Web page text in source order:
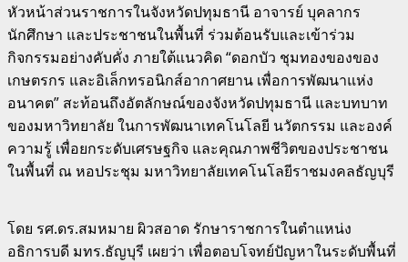
หัวหน้าส่วนราชการในจังหวัดปทุมธานี อาจารย์ บุคลากร
นักศึกษา และประชาชนในพื้นที่ ร่วมต้อนรับและเข้าร่วม
กิจกรรมอย่างคับคั่ง ภายใต้แนวคิด “ดอกบัว ชุมทองของของ
เกษตรกร และอิเล็กทรอนิกส์อากาศยาน เพื่อการพัฒนาแห่ง
อนาคต” สะท้อนถึงอัตลักษณ์ของจังหวัดปทุมธานี และบทบาท
ของมหาวิทยาลัย ในการพัฒนาเทคโนโลยี นวัตกรรม และองค์
ความรู้ เพื่อยกระดับเศรษฐกิจ และคุณภาพชีวิตของประชาชน
ในพื้นที่ ณ หอประชุม มหาวิทยาลัยเทคโนโลยีราชมงคลธัญบุรี
โดย รศ.ดร.สมหมาย ผิวสอาด รักษาราชการในตำแหน่ง
อธิการบดี มทร.ธัญบุรี เผยว่า เพื่อตอบโจทย์ปัญหาในระดับพื้นที่